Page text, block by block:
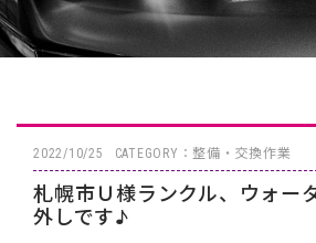
2022/10/25 CATEGORY：整備・交換作業
札幌市Ｕ様ランクル、ウォー
外しです♪